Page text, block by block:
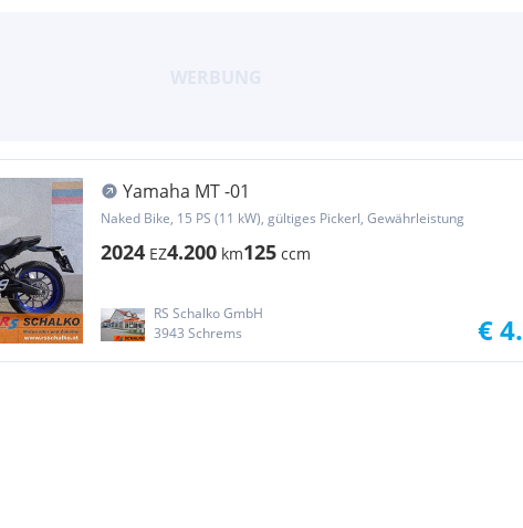
Yamaha MT -01
Naked Bike, 15 PS (11 kW), gültiges Pickerl, Gewährleistung
2024 EZ4.200 km125 ccm
RS Schalko GmbH
3943 Schrems
€